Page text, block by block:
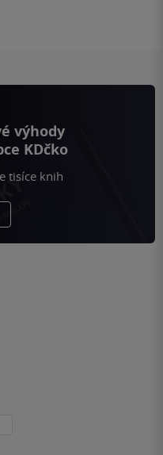
výhody
KDčko
tisíce knih